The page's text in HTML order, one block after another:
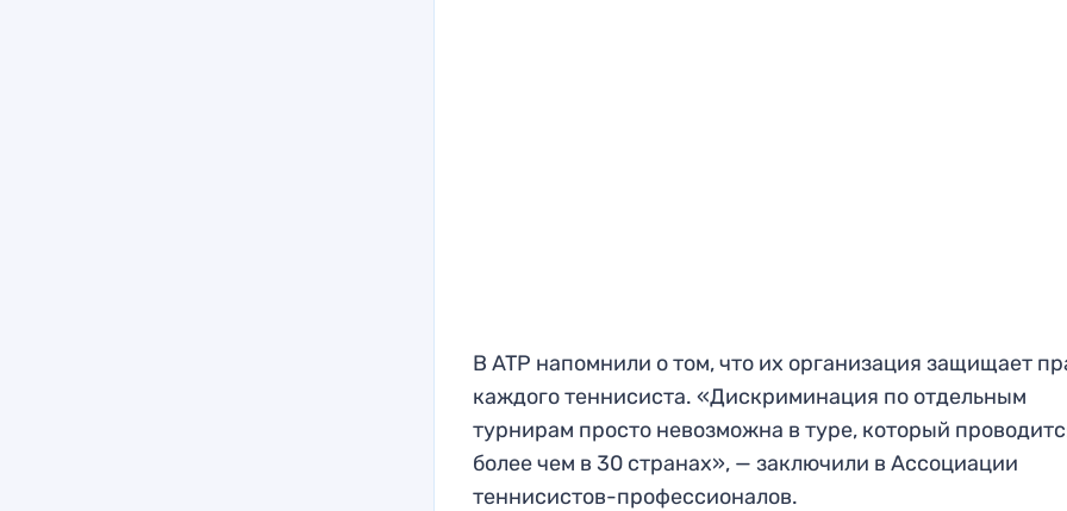
В ATP напомнили о том, что их организация защищает
каждого теннисиста. «Дискриминация по отдельным
турнирам просто невозможна в туре, который
более чем в 30 странах», — заключили в Ассоциации
теннисистов-профессионалов.